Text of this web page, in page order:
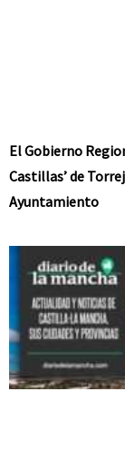
El Gobierno
Castillas’ de
Ayuntamiento